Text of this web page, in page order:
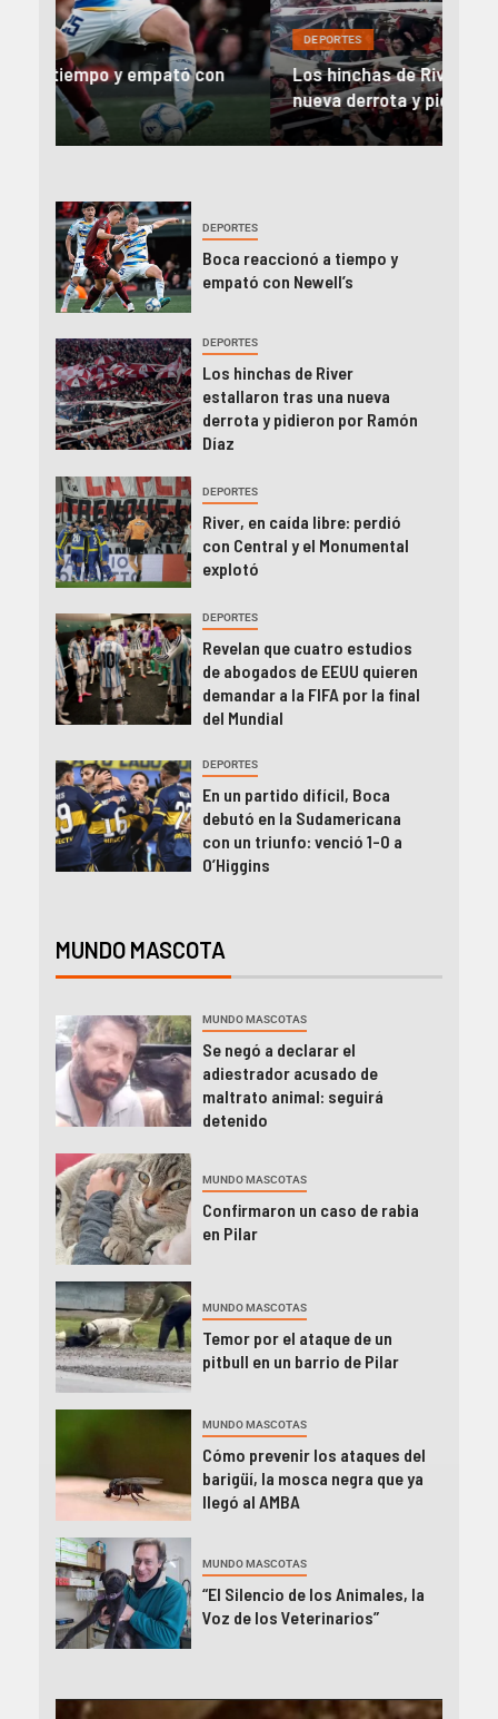
DEPORTES
Los hinchas de River estallaron tras una
nueva derrota y pidieron por Ramón Díaz
DEPORTES
Boca reaccionó a tiempo y
empató con Newell’s
DEPORTES
Los hinchas de River
estallaron tras una nueva
derrota y pidieron por Ramón
Díaz
DEPORTES
River, en caída libre: perdió
con Central y el Monumental
explotó
DEPORTES
Revelan que cuatro estudios
de abogados de EEUU quieren
demandar a la FIFA por la final
del Mundial
DEPORTES
En un partido difícil, Boca
debutó en la Sudamericana
con un triunfo: venció 1-0 a
O’Higgins
MUNDO MASCOTA
MUNDO MASCOTAS
Se negó a declarar el
adiestrador acusado de
maltrato animal: seguirá
detenido
MUNDO MASCOTAS
Confirmaron un caso de rabia
en Pilar
MUNDO MASCOTAS
Temor por el ataque de un
pitbull en un barrio de Pilar
MUNDO MASCOTAS
Cómo prevenir los ataques del
barigüí, la mosca negra que ya
llegó al AMBA
MUNDO MASCOTAS
“El Silencio de los Animales, la
Voz de los Veterinarios”